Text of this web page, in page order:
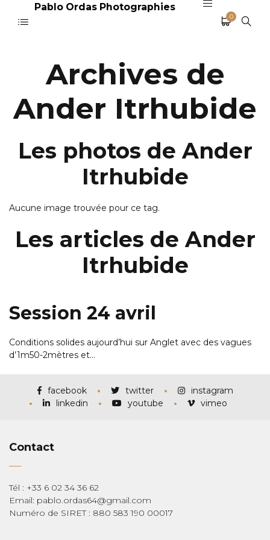
Pablo Ordas Photographies
0
Archives de
Ander Itrhubide
Les photos de Ander
Itrhubide
Aucune image trouvée pour ce tag.
Les articles de Ander
Itrhubide
Session 24 avril
Conditions solides aujourd’hui sur Anglet avec des vagues
d’1m50-2mètres et…
facebook twitter
instagram
linkedin
youtube vimeo
Contact
Tél : +33 6 02 34 36 62
Email: pablo.ordas64@gmail.com
Numéro de SIRET : 880 583 190 00017